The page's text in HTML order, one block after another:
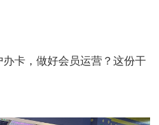
卡，做好会员运营？这份干